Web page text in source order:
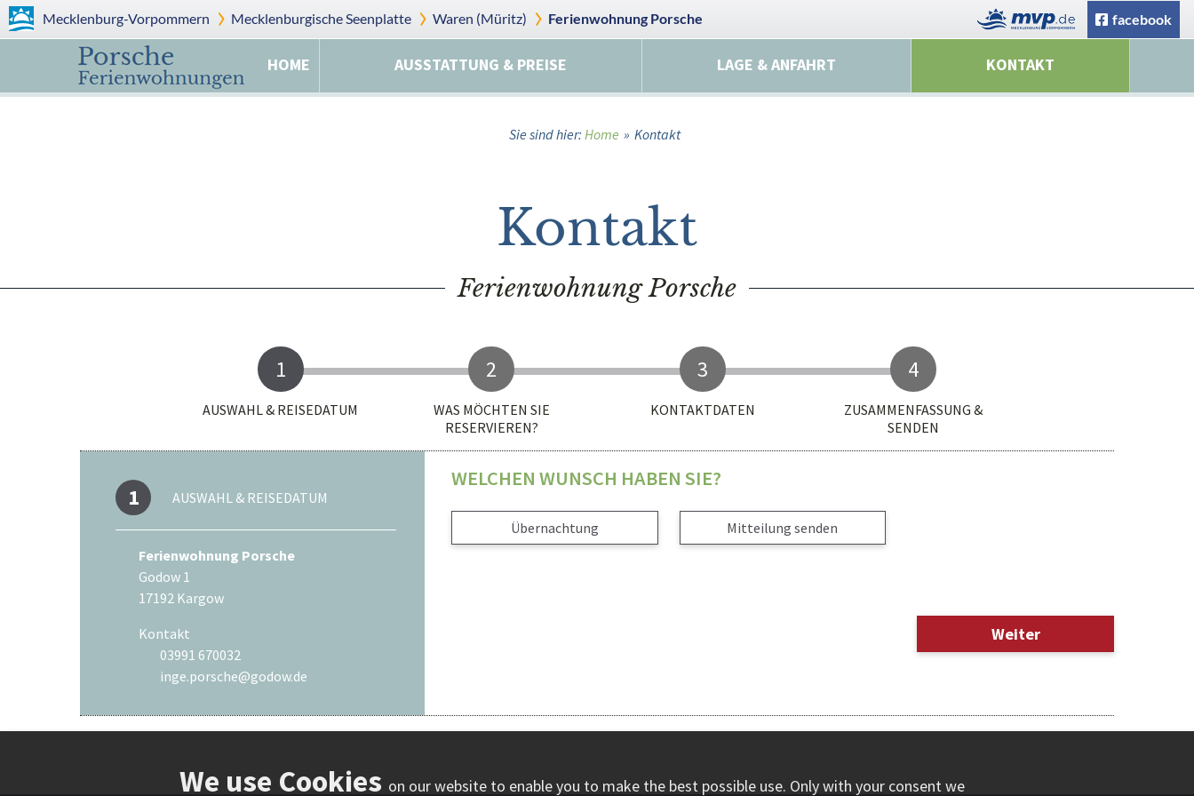
Mecklenburg-Vorpommern Mecklenburgische Seenplatte Waren (Müritz) Ferienwohnung Porsche facebook
HOME AUSSTATTUNG & PREISE LAGE & ANFAHRT KONTAKT
Sie sind hier: Home » Kontakt
Kontakt
Ferienwohnung Porsche
1
AUSWAHL & REISEDATUM
2
WAS MÖCHTEN SIE
RESERVIEREN?
3
KONTAKTDATEN
4
ZUSAMMENFASSUNG &
SENDEN
1 AUSWAHL & REISEDATUM
Ferienwohnung Porsche
Godow 1
17192 Kargow
Kontakt
Telefonnummer
03991 670032
E-Mail-Adresse
inge.porsche@godow.de
WELCHEN WUNSCH HABEN SIE?
Übernachtung Mitteilung senden
Weiter
on our website to enable you to make the best possible use. Only with your consent we